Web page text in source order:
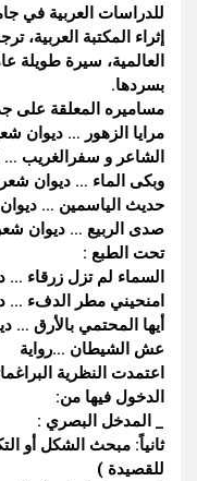
للدراسات العربية في
إثراء المكتبة العربية،
العالمية، سيرة طويلة
بسردها.
مساميره المعلقة على
مرايا الزهور … ديوان
الشاعر و سفرالغريب …
وبكى الماء … ديوان شعر
حديث الياسمين …
صدى الربيع … ديوان
تحت الطبع :
السماء لم تزل زرقاء …
امنحيني مطر الدفء …
أيها المحتمي بالأرق …
عش الشيطان …رواية
اعتمدت النظرية
الدخول فيها من:
_ المدخل البصري :
ثانياً: مبحث الشكل أو
للقصيدة )